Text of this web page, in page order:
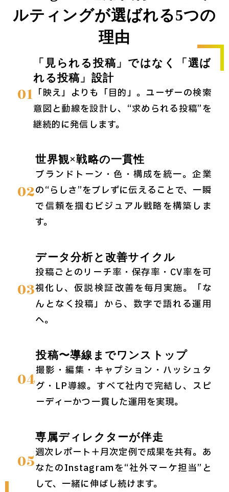
ルティングが選ばれる5つの
理由
01
「見られる投稿」ではなく「選ば
れる投稿」設計
「映え」よりも「目的」。ユーザーの検索
意図と動線を設計し、“求められる投稿”を
継続的に発信します。
02
世界観×戦略の一貫性
ブランドトーン・色・構成を統一。企業
の“らしさ”をブレずに伝えることで、一瞬
で信頼を掴むビジュアル戦略を構築しま
す。
03
データ分析と改善サイクル
投稿ごとのリーチ率・保存率・CV率を可
視化し、仮説→検証→改善を毎月実施。「な
んとなく投稿」から、数字で語れる運用
へ。
04
投稿〜導線までワンストップ
撮影・編集・キャプション・ハッシュタ
グ・LP導線。すべて社内で完結し、スピ
ーディーかつ一貫した運用を実現。
05
専属ディレクターが伴走
週次レポート＋月次定例で成果を共有。あ
なたのInstagramを“社外マーケ担当”と
して、一緒に伸ばし続けます。